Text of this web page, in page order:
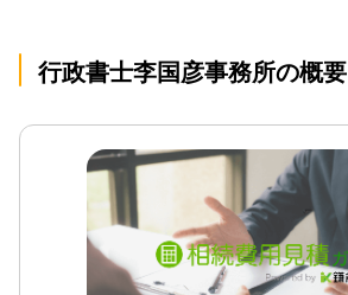
行政書士李国彦事務所の概要